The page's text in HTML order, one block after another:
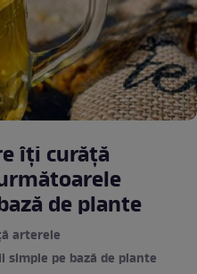
îți curăță
de plante
arterele
simple pe bază de plante